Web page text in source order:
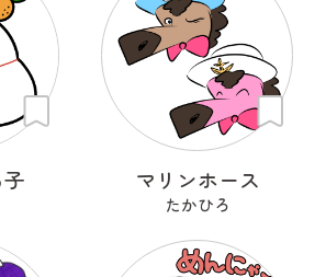
マリンホース
たかひろ